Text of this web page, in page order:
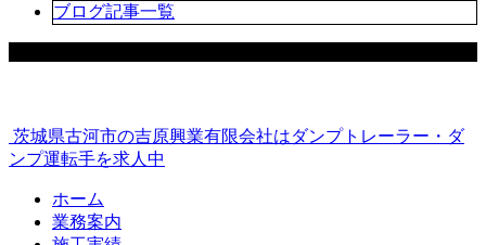
ブログ記事一覧
茨城県古河市の吉原興業有限会社はダンプトレーラー・ダ
ンプ運転手を求人中
ホーム
業務案内